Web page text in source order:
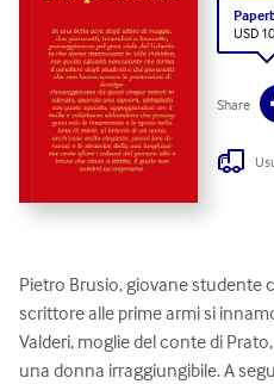
USD
Share
Pietro Brusio, giovane studente
scrittore alle prime armi si
Valderi, moglie del conte di
una donna irraggiungibile. A